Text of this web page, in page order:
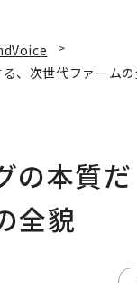
、次世代ファーム
の本質
全貌